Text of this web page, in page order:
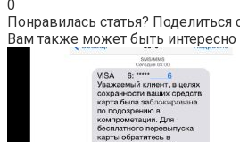
0
Понравилась статья? Поделиться
Вам также может быть интересно